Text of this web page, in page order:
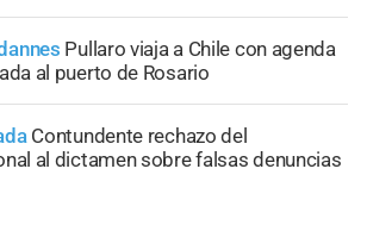
Pullaro viaja a Chile con agenda
al puerto de Rosario
Contundente rechazo del
al dictamen sobre falsas denuncias